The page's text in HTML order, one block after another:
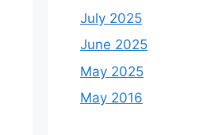
July 2025
June 2025
May 2025
May 2016